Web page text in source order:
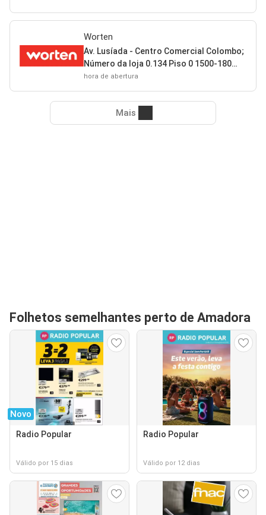
Worten
Av. Lusíada - Centro Comercial Colombo;
Número da loja 0.134 Piso 0 1500-180
Lisboa
hora de abertura
Mais
Folhetos semelhantes perto de Amadora
Novo
Radio Popular
Válido por 15 dias
Radio Popular
Válido por 12 dias